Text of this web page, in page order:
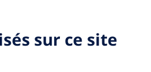
sur ce site